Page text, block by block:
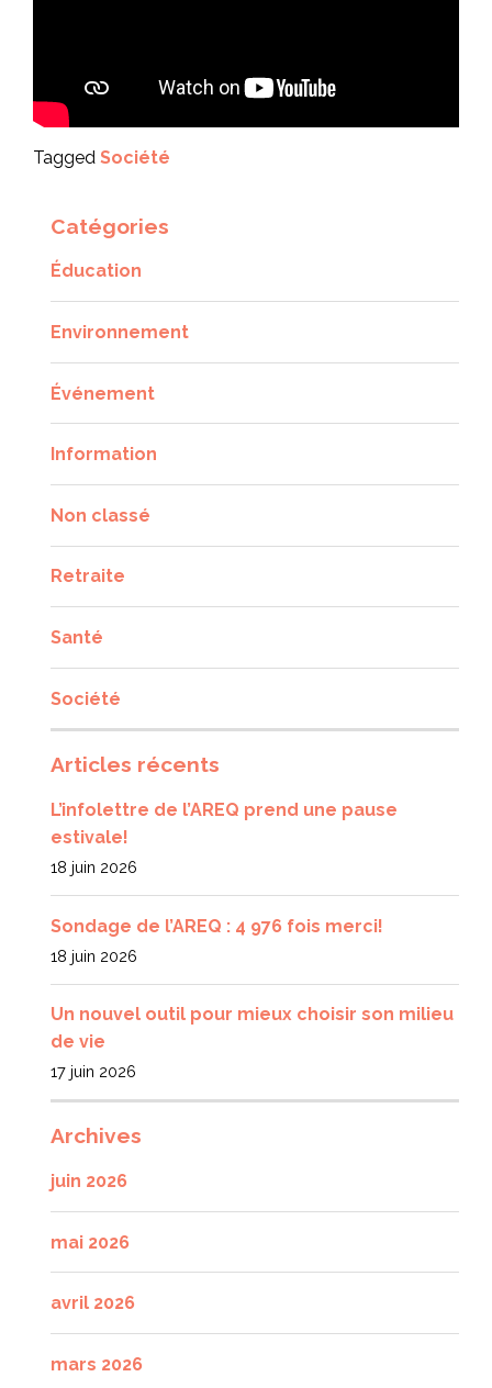
Tagged Société
Catégories
Éducation
Environnement
Événement
Information
Non classé
Retraite
Santé
Société
Articles récents
L’infolettre de l’AREQ prend une pause
estivale!
18 juin 2026
Sondage de l’AREQ : 4 976 fois merci!
18 juin 2026
Un nouvel outil pour mieux choisir son milieu
de vie
17 juin 2026
Archives
juin 2026
mai 2026
avril 2026
mars 2026